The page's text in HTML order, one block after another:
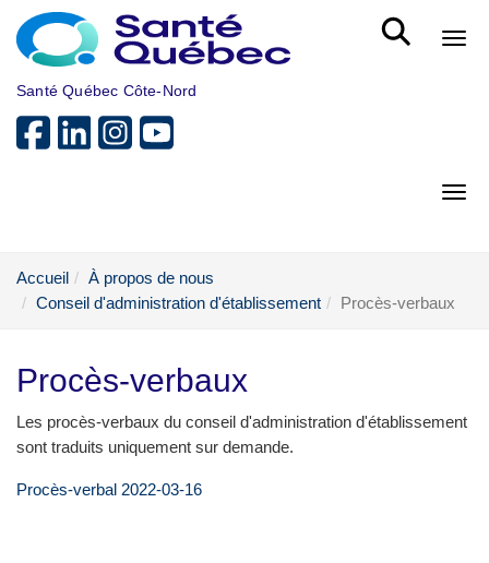
Aller au menu principal
Santé Québec Côte-Nord
Accueil
À propos de nous
Conseil d'administration d'établissement
Procès-verbaux
Procès-verbaux
Les procès-verbaux du conseil d'administration d'établissement
sont traduits uniquement sur demande.
Procès-verbal 2022-03-16